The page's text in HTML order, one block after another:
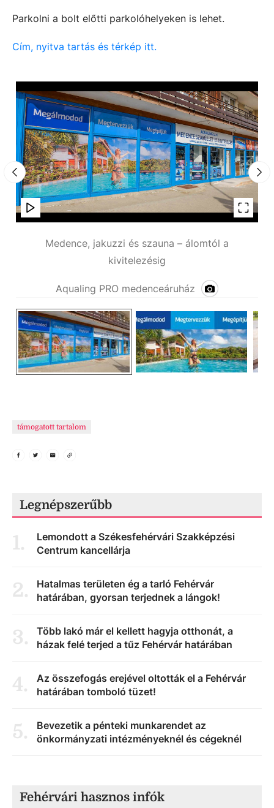
Parkolni a bolt előtti parkolóhelyeken is lehet.
Cím, nyitva tartás és térkép itt.
Medence, jakuzzi és szauna – álomtól a
kivitelezésig
Aqualing PRO medenceáruház
támogatott tartalom
Legnépszerűbb
1.
Lemondott a Székesfehérvári Szakképzési
Centrum kancellárja
2.
Hatalmas területen ég a tarló Fehérvár
határában, gyorsan terjednek a lángok!
3.
Több lakó már el kellett hagyja otthonát, a
házak felé terjed a tűz Fehérvár határában
4.
Az összefogás erejével oltották el a Fehérvár
határában tomboló tüzet!
5.
Bevezetik a pénteki munkarendet az
önkormányzati intézményeknél és cégeknél
Fehérvári hasznos infók